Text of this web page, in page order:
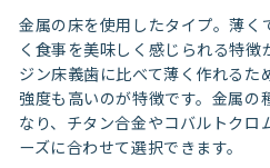
金属の床を使用したタイプ。薄く
く食事を美味しく感じられる特徴
ジン床義歯に比べて薄く作れるた
強度も高いのが特徴です。金属の
なり、チタン合金やコバルトクロ
ーズに合わせて選択できます。